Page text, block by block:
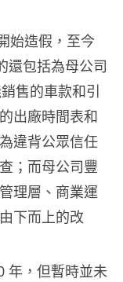
始造假，至今
還包括為母公司
售的車款和引
出廠時間表和
違背公眾信任
；而母公司豐
理層、商業運
下而上的改
年，但暫時並未